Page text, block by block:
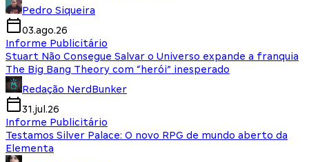
Pedro Siqueira
03.ago.26
Informe Publicitário
Stuart Não Consegue Salvar o Universo expande a franquia
The Big Bang Theory com “herói” inesperado
Redação NerdBunker
31.jul.26
Informe Publicitário
Testamos Silver Palace: O novo RPG de mundo aberto da
Elementa